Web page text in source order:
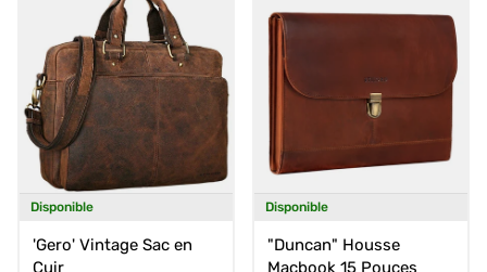
Disponible
'Gero' Vintage Sac en
Cuir
Disponible
"Duncan" Housse
Macbook 15 Pouces